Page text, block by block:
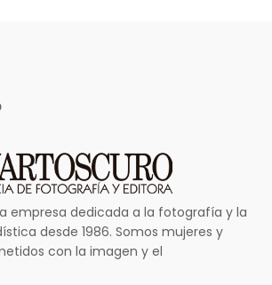
empresa dedicada a la fotografía y la
desde 1986. Somos mujeres y
con la imagen y el